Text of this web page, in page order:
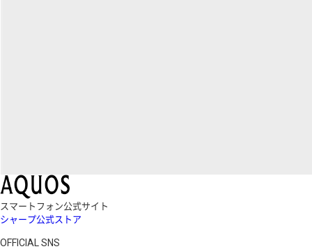
スマートフォン公式サイト
シャープ公式ストア
OFFICIAL SNS